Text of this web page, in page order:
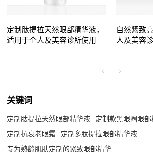
定制肽提拉天然眼部精华液，
适用于个人及美容诊所使用
自然紧致
人及美容
关键词
定制肽提拉天然眼部精华液
定制款黑眼圈眼部
定制抗衰老眼霜
定制多肽提拉眼部精华液
专为熟龄肌肤定制的紧致眼部精华